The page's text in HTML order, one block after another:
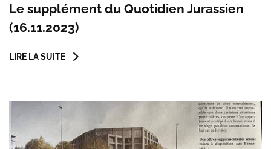
Le supplément du Quotidien Jurassien
(16.11.2023)
LIRE LA SUITE